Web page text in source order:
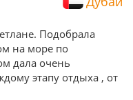
Подобрала
на море по
дала очень
этапу отдыха , от